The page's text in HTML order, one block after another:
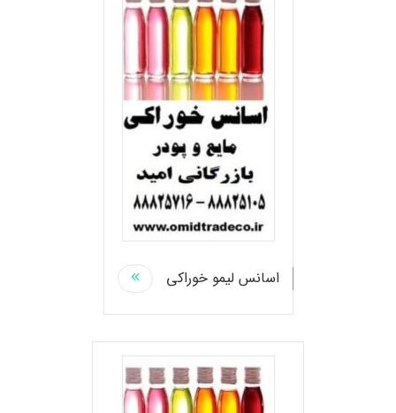
اسانس لیمو خوراکی